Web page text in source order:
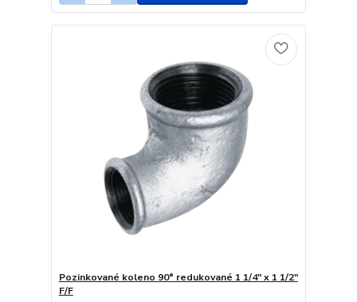
Pozinkované koleno 90° redukované 1 1/4" x 1 1/2"
F/F